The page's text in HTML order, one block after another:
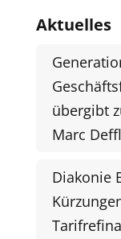
Aktuelles
übergibt
Marc
Diakonie